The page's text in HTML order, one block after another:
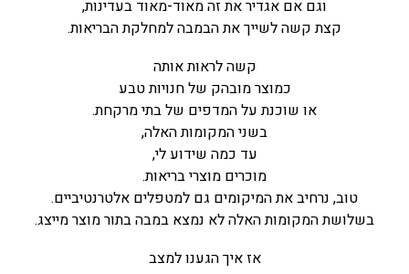
וגם אם אגדיר את זה מאוד-מאוד בעדינות,
קצת קשה לשייך את הבמבה למחלקת הבריאות.
קשה לראות אותה
כמוצר מובהק של חנויות טבע
או שוכנת על המדפים של בתי מרקחת.
בשני המקומות האלה,
עד כמה שידוע לי,
מוכרים מוצרי בריאות.
טוב, נרחיב את המיקומים גם למטפלים אלטרנטיביים.
בשלושת המקומות האלה לא נמצא במבה בתור מוצר מייצג.
אז איך הגענו למצב